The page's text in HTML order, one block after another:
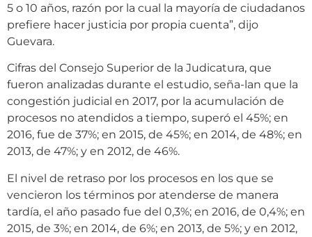
5 o 10 años, razón por la cual la mayoría de ciudadanos
prefiere hacer justicia por propia cuenta”, dijo
Guevara.
Cifras del Consejo Superior de la Judicatura, que
fueron analizadas durante el estudio, seña-lan que la
congestión judicial en 2017, por la acumulación de
procesos no atendidos a tiempo, superó el 45%; en
2016, fue de 37%; en 2015, de 45%; en 2014, de 48%; en
2013, de 47%; y en 2012, de 46%.
El nivel de retraso por los procesos en los que se
vencieron los términos por atenderse de manera
tardía, el año pasado fue del 0,3%; en 2016, de 0,4%; en
2015, de 3%; en 2014, de 6%; en 2013, de 5%; y en 2012,